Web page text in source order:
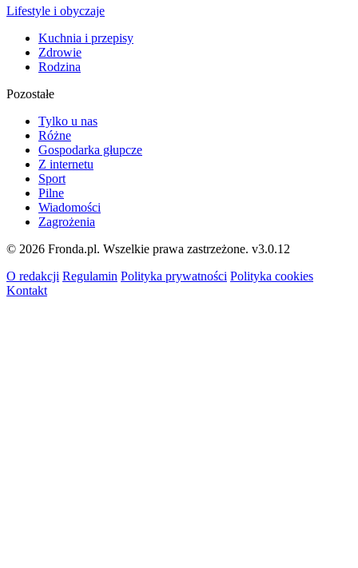
Lifestyle i obyczaje
Kuchnia i przepisy
Zdrowie
Rodzina
Pozostałe
Tylko u nas
Różne
Gospodarka głupcze
Z internetu
Sport
Pilne
Wiadomości
Zagrożenia
© 2026 Fronda.pl. Wszelkie prawa zastrzeżone. v3.0.12
O redakcji Regulamin Polityka prywatności Polityka cookies
Kontakt